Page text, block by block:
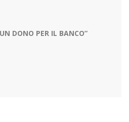
DONO PER IL BANCO”